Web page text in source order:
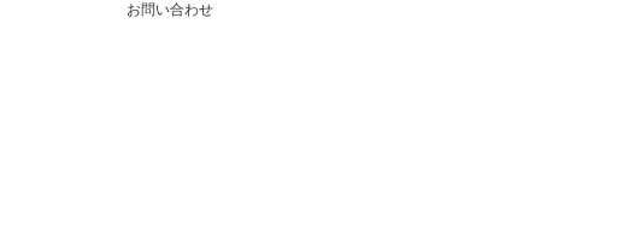
お問い合わせ